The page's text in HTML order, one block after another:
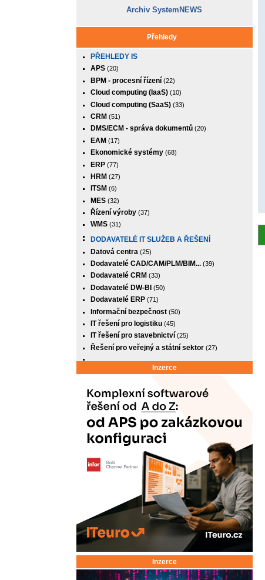
Archiv SystemNEWS
Přehledy
PŘEHLEDY IS
APS(20)
BPM - procesní řízení(22)
Cloud computing (IaaS)(10)
Cloud computing (SaaS)(33)
CRM (51)
DMS/ECM - správa dokumentů(20)
EAM (17)
Ekonomické systémy(68)
ERP(77)
HRM (27)
ITSM (6)
MES(32)
Řízení výroby(37)
WMS(31)
DODAVATELÉ IT SLUŽEB A ŘEŠENÍ
Datová centra (25)
Dodavatelé CAD/CAM/PLM/BIM...(39)
Dodavatelé CRM (33)
Dodavatelé DW-BI (50)
Dodavatelé ERP(71)
Informační bezpečnost(50)
IT řešení pro logistiku(45)
IT řešení pro stavebnictví(25)
Řešení pro veřejný a státní sektor(27)
Inzerce
Inzerce